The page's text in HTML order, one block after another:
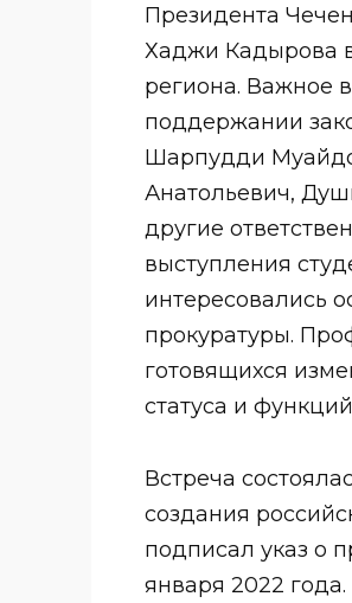
Президента
Хаджи Кадырова
региона. Важное
поддержании
Шарпудди
Анатольевич,
другие
выступления
интересовались
прокуратуры.
готовящихся
статуса и
Встреча
создания
подписал указ о
января 2022